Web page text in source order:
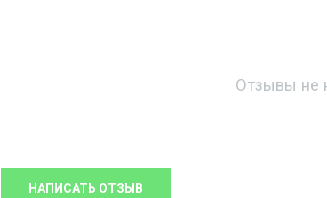
Отзывы не
НАПИСАТЬ ОТЗЫВ